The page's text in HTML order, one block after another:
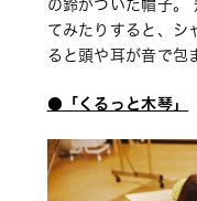
の鈴がついた帽子。
てみたりすると、シ
ると頭や耳が音で包
●「くるっと木琴」